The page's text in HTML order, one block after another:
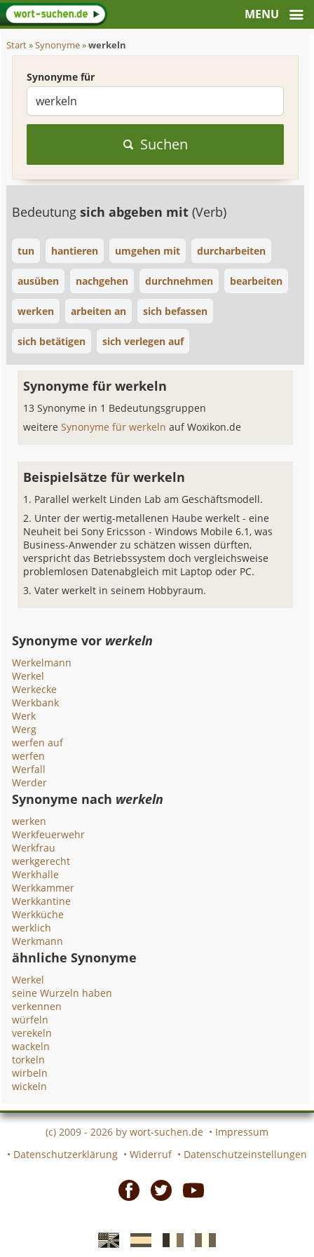
Start»Synonyme»werkeln
Synonyme für
Suchen
Bedeutungsich abgeben mit(Verb)
tun hantieren umgehen mit durcharbeiten
ausüben nachgehen durchnehmen bearbeiten
werken arbeiten an sich befassen
sich betätigen sich verlegen auf
Synonyme für werkeln
13 Synonyme in 1 Bedeutungsgruppen
weitereSynonyme für werkelnauf Woxikon.de
Beispielsätze für werkeln
Parallel werkelt Linden Lab am Geschäftsmodell.
Unter der wertig-metallenen Haube werkelt - eine
Neuheit bei Sony Ericsson - Windows Mobile 6.1, was
Business-Anwender zu schätzen wissen dürften,
verspricht das Betriebssystem doch vergleichsweise
problemlosen Datenabgleich mit Laptop oder PC.
Vater werkelt in seinem Hobbyraum.
Synonyme vor werkeln
Werkelmann
Werkel
Werkecke
Werkbank
Werk
Werg
werfen auf
werfen
Werfall
Werder
Synonyme nach werkeln
werken
Werkfeuerwehr
Werkfrau
werkgerecht
Werkhalle
Werkkammer
Werkkantine
Werkküche
werklich
Werkmann
ähnliche Synonyme
Werkel
seine Wurzeln haben
verkennen
würfeln
verekeln
wackeln
torkeln
wirbeln
wickeln
(c) 2009 - 2026 by wort-suchen.de • Impressum
• Datenschutzerklärung • Widerruf • Datenschutzeinstellungen